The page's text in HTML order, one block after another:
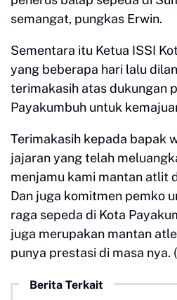
semangat, pungkas Erwin.
Sementara itu Ketua ISSI
yang beberapa hari lalu
terimakasih atas dukungan
Payakumbuh untuk
Terimakasih kepada bapak
jajaran yang telah
menjamu kami mantan atlit
Dan juga komitmen pemko
raga sepeda di Kota
juga merupakan mantan
punya prestasi di masa nya.
Berita Terkait